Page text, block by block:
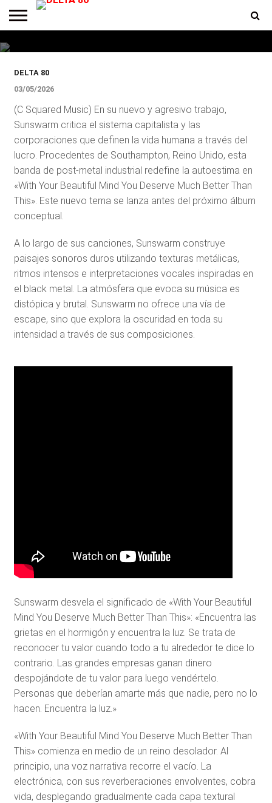
PREMIOS
PRODUCCIONES
PROGRAMACION
CONTACTO
HOMEPAGE
Beautiful Mind, You Deserve
Much Better Than This»
DELTA 80
03/05/2026
(C Squared Music) En su nuevo y agresivo trabajo,
Sunswarm critica el sistema capitalista y las
corporaciones que definen la vida humana a través del
lucro. Procedentes de Southampton, Reino Unido, esta
banda de post-metal industrial redefine la autoestima en
«With Your Beautiful Mind You Deserve Much Better Than
This». Este nuevo tema se lanza antes del próximo álbum
conceptual.
A lo largo de sus canciones, Sunswarm construye
paisajes sonoros duros utilizando texturas metálicas,
ritmos intensos e interpretaciones vocales inspiradas en
el black metal. La atmósfera que evoca su música es
distópica y brutal. Sunswarm no ofrece una vía de
escape, sino que explora la oscuridad en toda su
intensidad a través de sus composiciones.
Sunswarm desvela el significado de «With Your Beautiful
Mind You Deserve Much Better Than This»: «Encuentra las
grietas en el hormigón y encuentra la luz. Se trata de
reconocer tu valor cuando todo a tu alrededor te dice lo
contrario. Las grandes empresas ganan dinero
despojándote de tu valor para luego vendértelo.
Personas que deberían amarte más que nadie, pero no lo
hacen. Encuentra la luz.»
«With Your Beautiful Mind You Deserve Much Better Than
This» comienza en medio de un reino desolador. Al
principio, una voz narrativa recorre el vacío. La
electrónica, con sus reverberaciones envolventes, cobra
vida, desplegando gradualmente cada capa textural